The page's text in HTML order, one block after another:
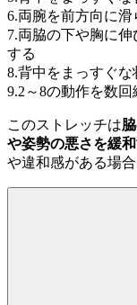
6.両腕を前方向に
7.両脇の下や胸に
する
8.背中をまっすぐな
9.2～8の動作を数回
このストレッチは
や姿勢の悪さを緩
や違和感がある場合